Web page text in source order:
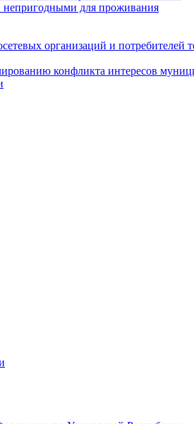
для проживания
организаций и потребителей
конфликта интересов